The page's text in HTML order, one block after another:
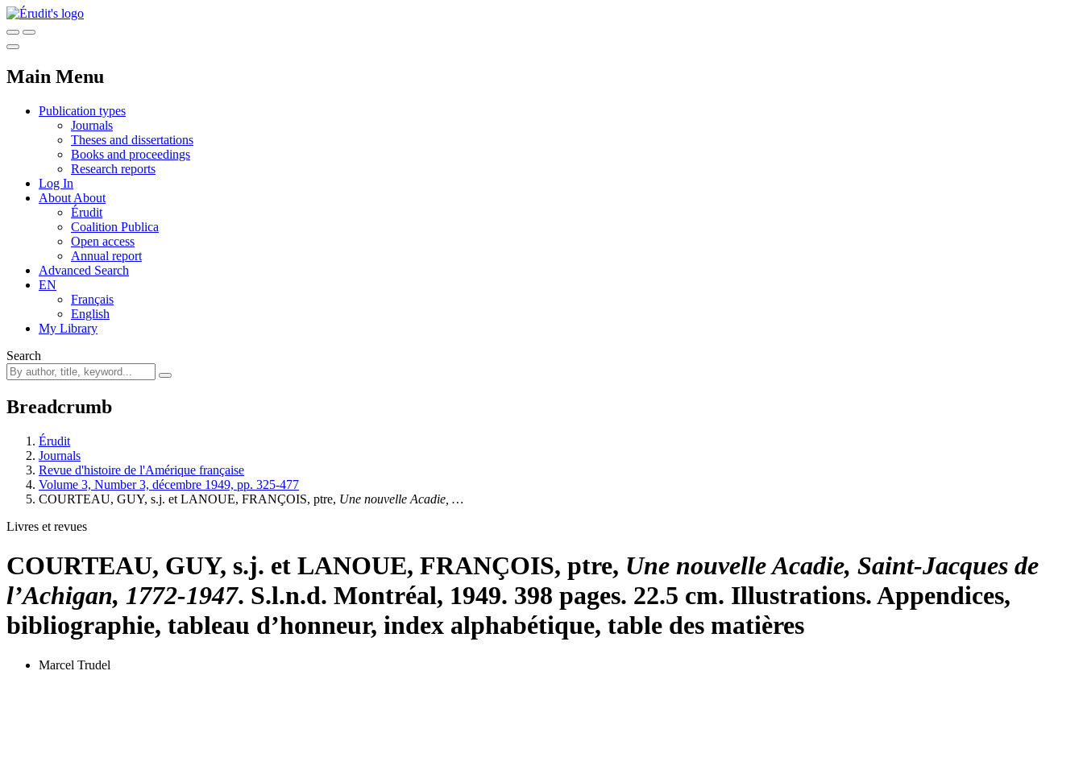
Main Menu
Publication types
Journals
Theses and dissertations
Books and proceedings
Research reports
Log In
About About
Érudit
Coalition Publica
Open access
Annual report
Advanced Search
EN
Français
English
My Library
Search
Breadcrumb
Érudit
Journals
Revue d'histoire de l'Amérique française
Volume 3, Number 3, décembre 1949, pp. 325-477
COURTEAU, GUY, s.j. et LANOUE, FRANÇOIS, ptre, Une nouvelle Acadie, …
Livres et revues
COURTEAU, GUY, s.j. et LANOUE, FRANÇOIS, ptre, Une nouvelle Acadie, Saint-Jacques de
l’Achigan, 1772-1947. S.l.n.d. Montréal, 1949. 398 pages. 22.5 cm. Illustrations. Appendices,
bibliographie, tableau d’honneur, index alphabétique, table des matières
Marcel Trudel